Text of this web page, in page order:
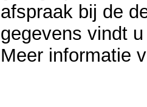
afspraak bij de
gegevens vindt
Meer informatie